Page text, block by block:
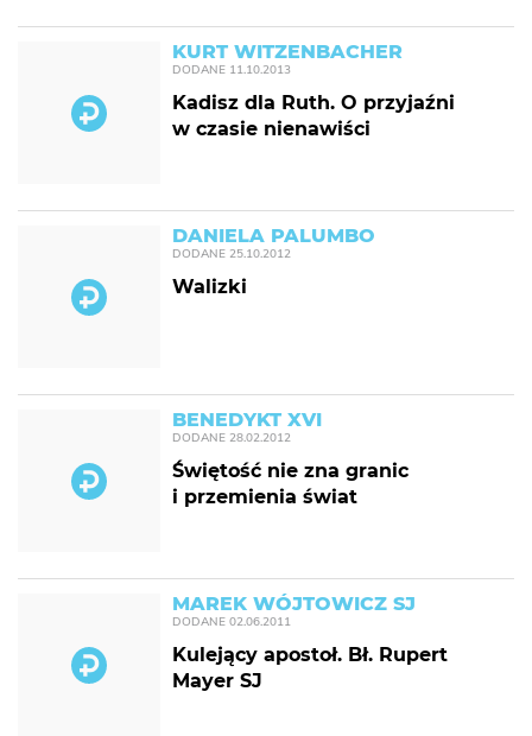
KURT WITZENBACHER
DODANE 11.10.2013
Kadisz dla Ruth. O przyjaźni
w czasie nienawiści
DANIELA PALUMBO
DODANE 25.10.2012
Walizki
BENEDYKT XVI
DODANE 28.02.2012
Świętość nie zna granic
i przemienia świat
MAREK WÓJTOWICZ SJ
DODANE 02.06.2011
Kulejący apostoł. Bł. Rupert
Mayer SJ